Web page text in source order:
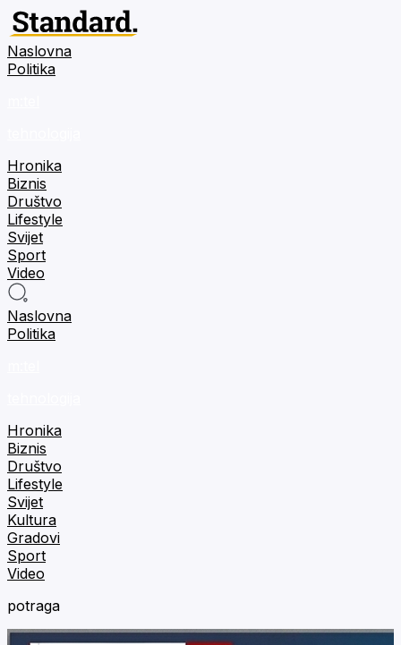
Naslovna
Politika
Hronika
Biznis
Društvo
Lifestyle
Svijet
Sport
Video
Naslovna
Politika
Hronika
Biznis
Društvo
Lifestyle
Svijet
Kultura
Gradovi
Sport
Video
potraga